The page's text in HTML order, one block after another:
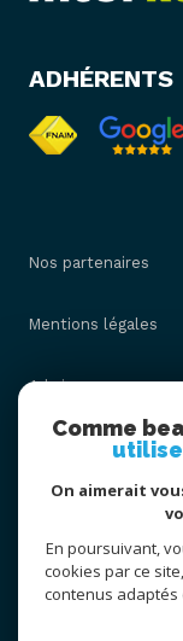
ADHÉRENTS
Nos partenaires
Mentions légales
Admin
Nos honoraires
Cookies
Comme
On aimerait
En poursuivant,
cookies par ce
contenus adaptés